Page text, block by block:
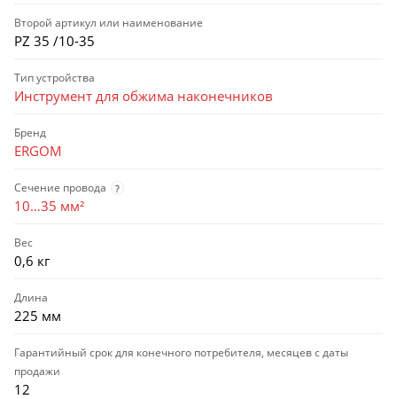
Второй артикул или наименование
PZ 35 /10-35
Тип устройства
Инструмент для обжима наконечников
Бренд
ERGOM
Сечение провода ?
10…35 мм²
Вес
0,6 кг
Длина
225 мм
Гарантийный срок для конечного потребителя, месяцев с даты
продажи
12